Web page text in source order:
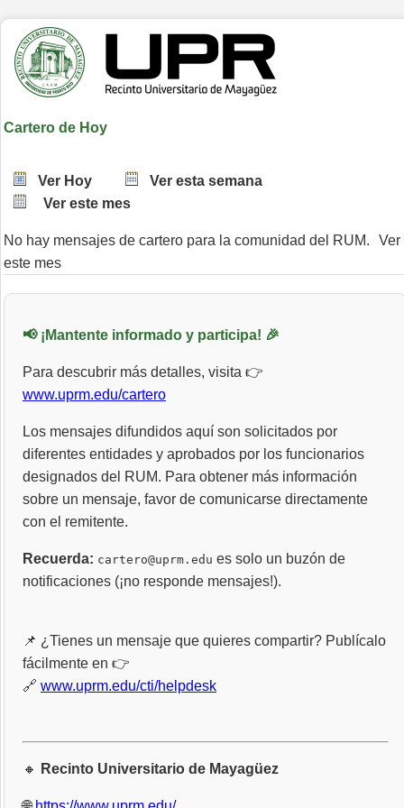
Cartero de Hoy
Ver Hoy
Ver esta semana
Ver este mes
No hay mensajes de cartero para la comunidad del RUM.
Ver
este mes
📢 ¡Mantente informado y participa! 🎉
Para descubrir más detalles, visita 👉
www.uprm.edu/cartero
Los mensajes difundidos aquí son solicitados por
diferentes entidades y aprobados por los funcionarios
designados del RUM. Para obtener más información
sobre un mensaje, favor de comunicarse directamente
con el remitente.
Recuerda: cartero@uprm.edu es solo un buzón de
notificaciones (¡no responde mensajes!).
📌 ¿Tienes un mensaje que quieres compartir? Publícalo
fácilmente en 👉
🔗 www.uprm.edu/cti/helpdesk
🔸 Recinto Universitario de Mayagüez